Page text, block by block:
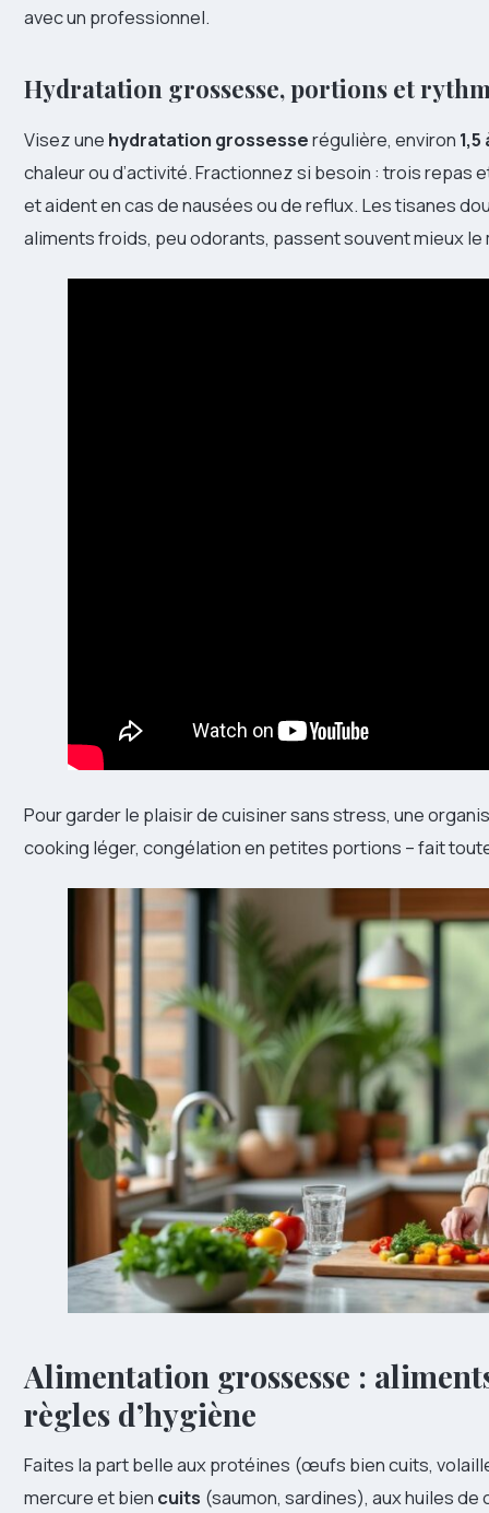
avec un professionnel.
Hydratation grossesse, portions et
Visez une hydratation grossesserégulière, environ
chaleur ou d’activité. Fractionnez si besoin : trois repas
et aident en cas de nausées ou de reflux. Les tisanes
aliments froids, peu odorants, passent souvent mieux le
Pour garder le plaisir de cuisiner sans stress, une
cooking léger, congélation en petites portions – fait
Alimentation grossesse :
règles d’hygiène
Faites la part belle aux protéines (œufs bien cuits,
mercure et bien cuits (saumon, sardines), aux huiles